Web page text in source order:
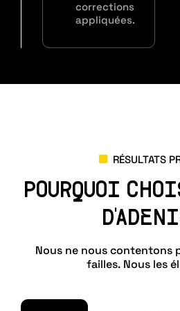
corrections
appliquées.
RÉSULTATS
POURQUOI
Nous ne nous contentons
failles. Nous les